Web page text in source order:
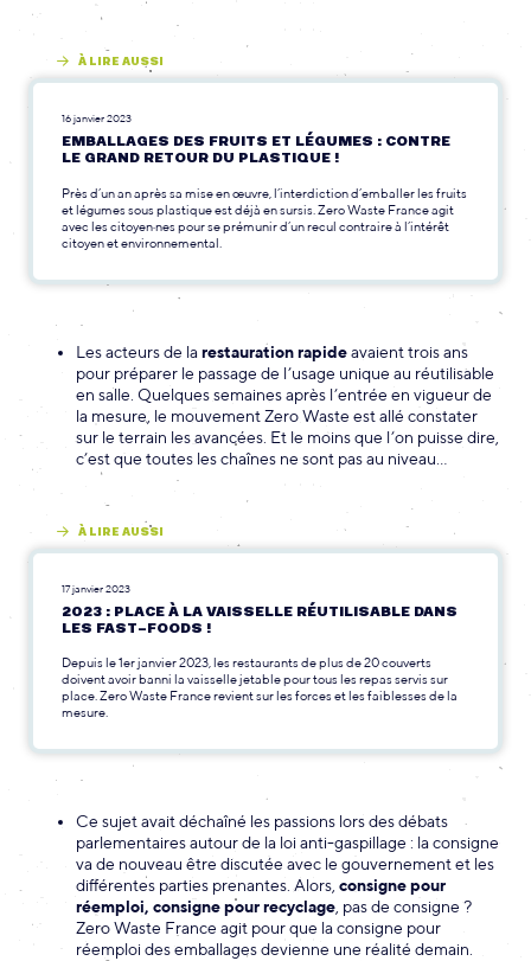
À LIRE AUSSI
16 janvier 2023
EMBALLAGES DES FRUITS ET LÉGUMES : CONTRE
LE GRAND RETOUR DU PLASTIQUE !
Près d’un an après sa mise en œuvre, l’interdiction d’emballer les fruits
et légumes sous plastique est déjà en sursis. Zero Waste France agit
avec les citoyen·nes pour se prémunir d’un recul contraire à l’intérêt
citoyen et environnemental.
Les acteurs de larestauration rapideavaient trois ans
pour préparer le passage de l’usage unique au réutilisable
en salle. Quelques semaines après l’entrée en vigueur de
la mesure, le mouvement Zero Waste est allé constater
sur le terrain les avancées. Et le moins que l’on puisse dire,
c’est que toutes les chaînes ne sont pas au niveau…
À LIRE AUSSI
17 janvier 2023
2023 : PLACE À LA VAISSELLE RÉUTILISABLE DANS
LES FAST-FOODS !
Depuis le 1er janvier 2023, les restaurants de plus de 20 couverts
doivent avoir banni la vaisselle jetable pour tous les repas servis sur
place. Zero Waste France revient sur les forces et les faiblesses de la
mesure.
Ce sujet avait déchaîné les passions lors des débats
parlementaires autour de la loi anti-gaspillage : la consigne
va de nouveau être discutée avec le gouvernement et les
différentes parties prenantes. Alors, consigne pour
réemploi, consigne pour recyclage, pas de consigne ?
Zero Waste France agit pour que la consigne pour
réemploi des emballages devienne une réalité demain.